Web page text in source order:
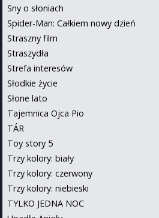
Sny o słoniach
Spider-Man: Całkiem nowy dzień
Straszny film
Straszydła
Strefa interesów
Słodkie życie
Słone lato
Tajemnica Ojca Pio
TÁR
Toy story 5
Trzy kolory: biały
Trzy kolory: czerwony
Trzy kolory: niebieski
TYLKO JEDNA NOC